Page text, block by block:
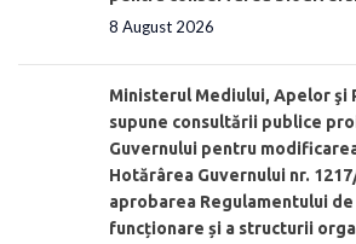
8 August 2026
Ministerul Mediului, Apelor şi
supune consultării publice
Guvernului pentru
Hotărârea Guvernului nr.
aprobarea Regulamentului
funcționare și a structurii